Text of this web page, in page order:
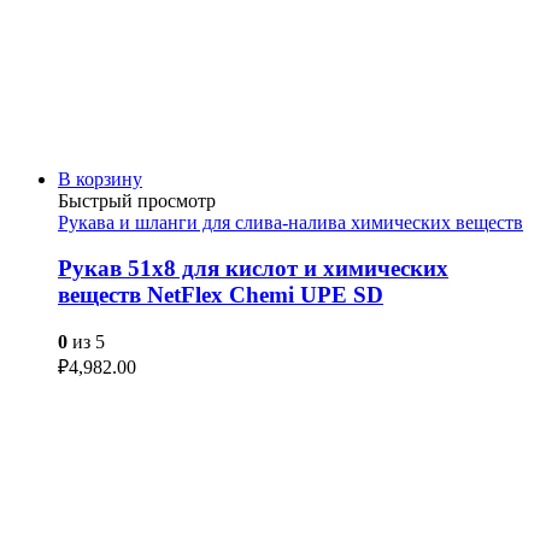
В корзину
Быстрый просмотр
Рукава и шланги для слива-налива химических веществ
Рукав 51х8 для кислот и химических
веществ NetFlex Chemi UPE SD
0 из 5
₽4,982.00